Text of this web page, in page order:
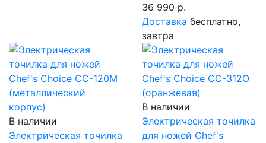
36 990 р.
Доставка бесплатно,
завтра
В наличии
Электрическая точилка
В наличии
Электрическая точилка
для ножей Chef's